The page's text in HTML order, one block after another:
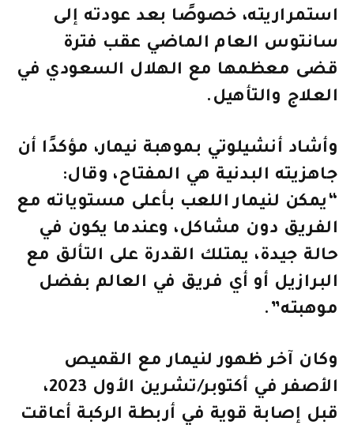
استمراريته، خصوصًا بعد عودته إلى
سانتوس العام الماضي عقب فترة
قضى معظمها مع الهلال السعودي في
العلاج والتأهيل.
وأشاد أنشيلوتي بموهبة نيمار، مؤكدًا أن
جاهزيته البدنية هي المفتاح، وقال:
“يمكن لنيمار اللعب بأعلى مستوياته مع
الفريق دون مشاكل، وعندما يكون في
حالة جيدة، يمتلك القدرة على التألق مع
البرازيل أو أي فريق في العالم بفضل
موهبته”.
وكان آخر ظهور لنيمار مع القميص
الأصفر في أكتوبر/تشرين الأول 2023،
قبل إصابة قوية في أربطة الركبة أعاقت